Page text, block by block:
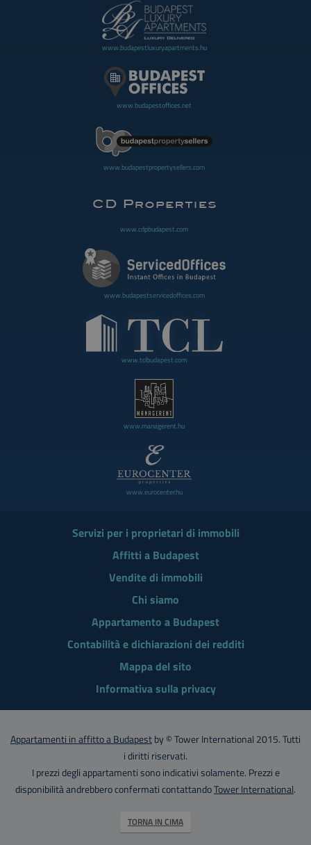
www.budapestluxuryapartments.hu
www.budapestoffices.net
www.budapestpropertysellers.com
www.cdpbudapest.com
www.budapestservicedoffices.com
www.tclbudapest.com
www.managerent.hu
www.eurocenter.hu
Servizi per i proprietari di immobili
Affitti a Budapest
Vendite di immobili
Chi siamo
Appartamento a Budapest
Contabilità e dichiarazioni dei redditi
Mappa del sito
Informativa sulla privacy
Appartamenti in affitto a Budapestby © Tower International 2015. Tutti
i diritti riservati.
I prezzi degli appartamenti sono indicativi solamente. Prezzi e
disponibilità andrebbero confermati contattandoTower International.
TORNA IN CIMA